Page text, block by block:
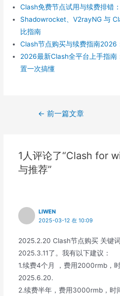
Clash免费节点试用与续费排错
Shadowrocket、V2rayNG 与
比指南
Clash节点购买与续费指南2026
2026最新Clash全平台上手指
置一次搞懂
← 前一篇文章
1人评论了“Clash for
与推荐”
LIWEN
2025-03-12 在 10:09
2025.2.20 Clash节点购买 关键
2025.3.11了。我有以下建议：
1.续费4个月 ，费用2000rmb，
2025.6.20.
2.续费半年，费用3000rmb，时